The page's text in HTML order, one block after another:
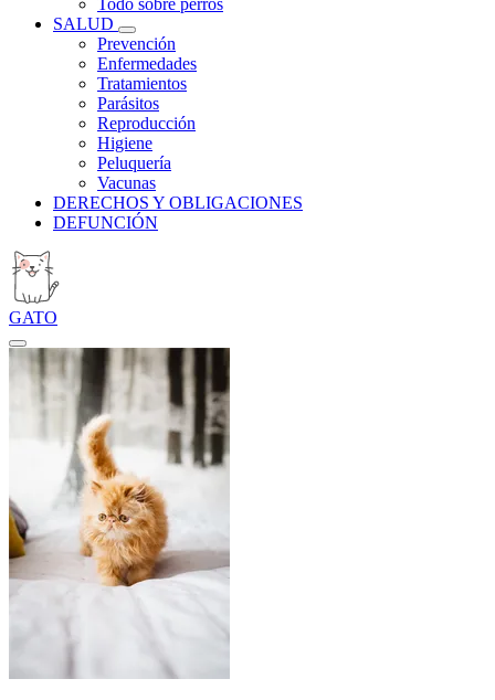
Todo sobre perros
SALUD
Prevención
Enfermedades
Tratamientos
Parásitos
Reproducción
Higiene
Peluquería
Vacunas
DERECHOS Y OBLIGACIONES
DEFUNCIÓN
GATO